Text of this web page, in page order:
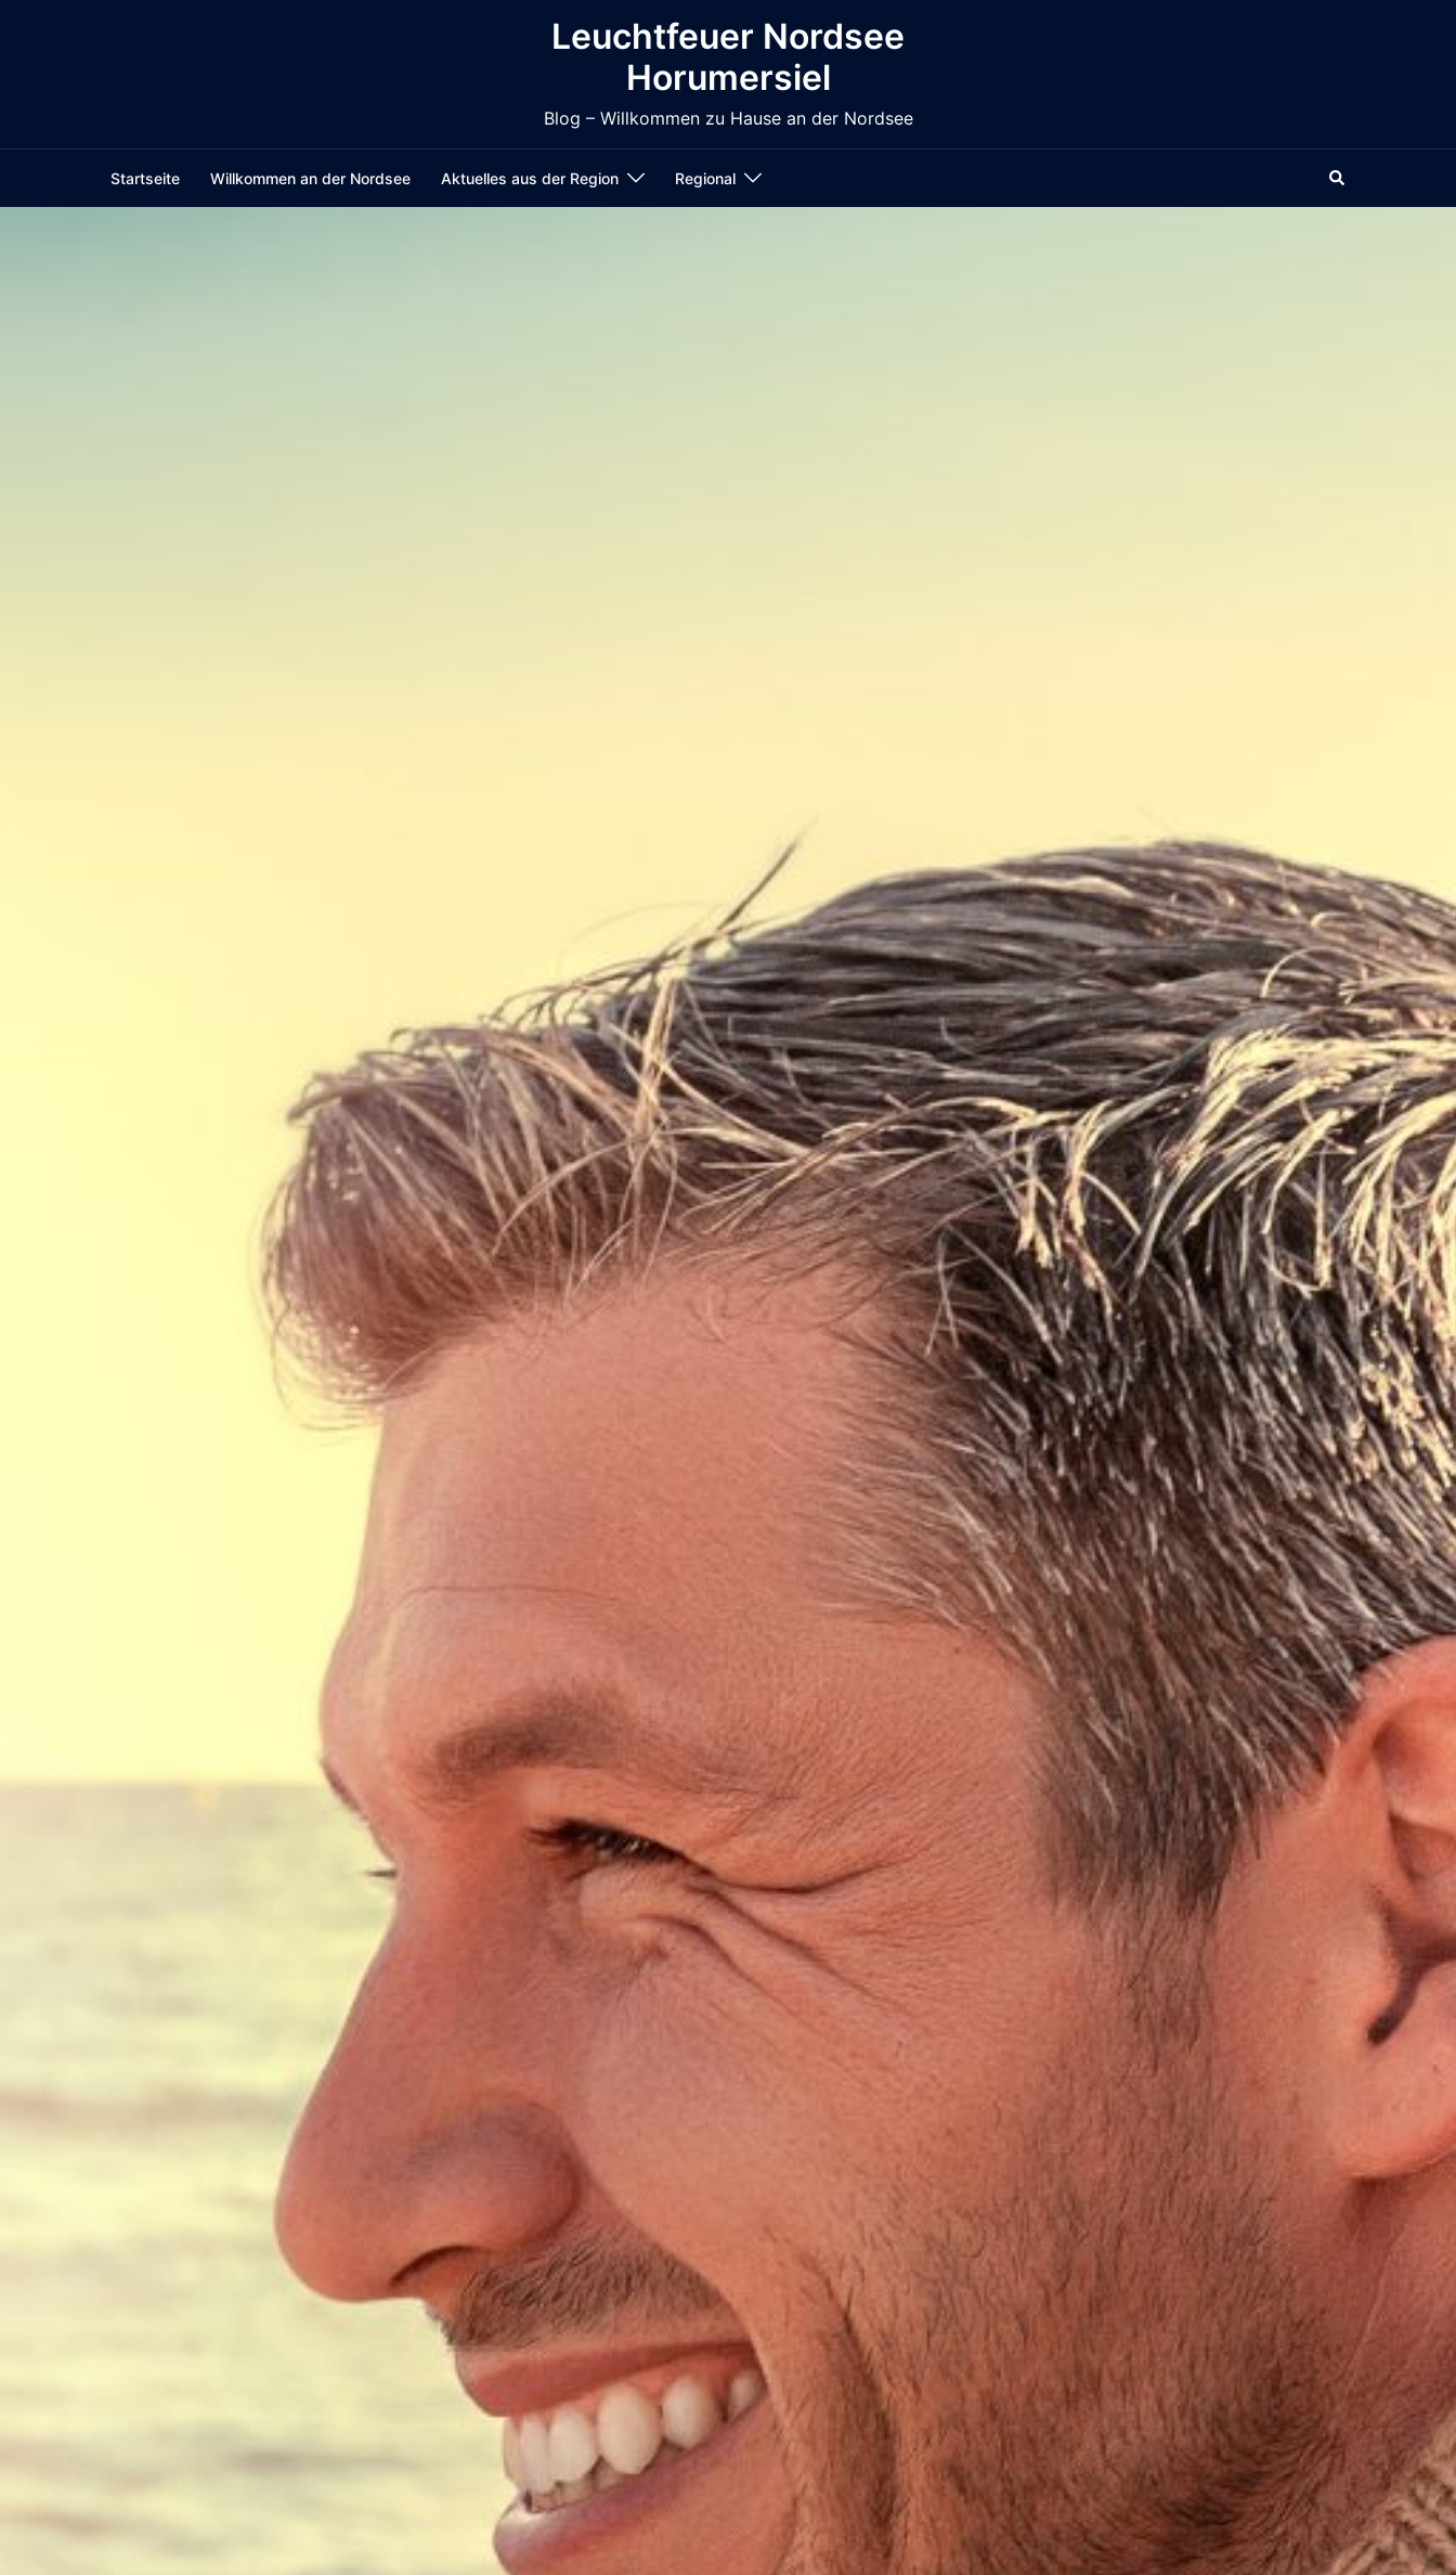
Leuchtfeuer Nordsee
Horumersiel
Blog – Willkommen zu Hause an der Nordsee
Startseite Willkommen an der Nordsee Aktuelles aus der Region Regional Search
Entdecke die Nordseeküste -
Willkommen im Hotel Leuchtfeuer